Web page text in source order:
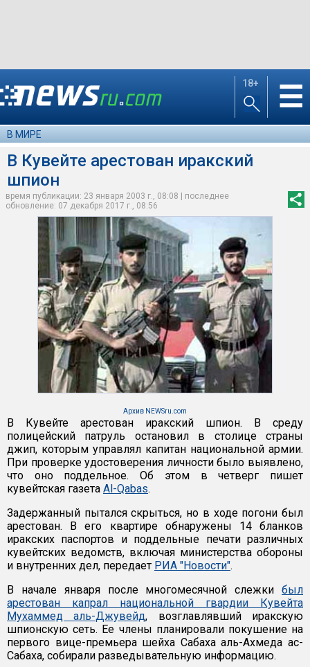
18+ ☰
В МИРЕ
В Кувейте арестован иракский
шпион
время публикации: 23 января 2003 г., 08:08 | последнее
обновление: 07 декабря 2017 г., 08:56
Архив NEWSru.com
В Кувейте арестован иракский шпион. В среду
полицейский патруль остановил в столице страны
джип, которым управлял капитан национальной армии.
При проверке удостоверения личности было выявлено,
что оно поддельное. Об этом в четверг пишет
кувейтская газета Al-Qabas.
Задержанный пытался скрыться, но в ходе погони был
арестован. В его квартире обнаружены 14 бланков
иракских паспортов и поддельные печати различных
кувейтских ведомств, включая министерства обороны
и внутренних дел, передает РИА "Новости".
В начале января после многомесячной слежки был
арестован капрал национальной гвардии Кувейта
Мухаммед аль-Джувейд, возглавлявший иракскую
шпионскую сеть. Ее члены планировали покушение на
первого вице-премьера шейха Сабаха аль-Ахмеда ас-
Сабаха, собирали разведывательную информацию.